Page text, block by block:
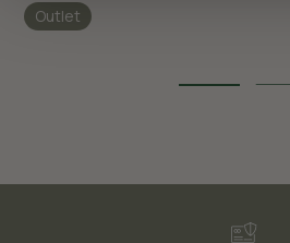
να ανακαλέσετε τη συγκατάθεσή
Outlet